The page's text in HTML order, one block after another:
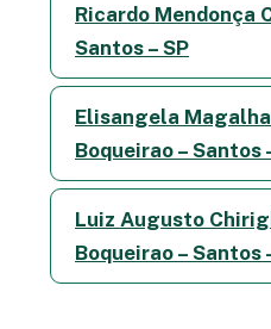
Ricardo Mendonça
Santos – SP
Elisangela
Boqueirao – Santos
Luiz Augusto
Boqueirao – Santos